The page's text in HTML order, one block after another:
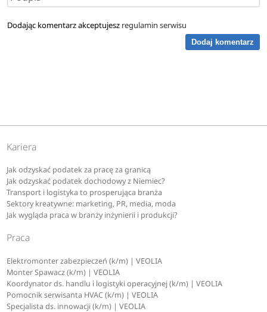
Dodając komentarz akceptujesz regulamin serwisu
Dodaj komentarz
Kariera
Jak odzyskać podatek za pracę za granicą
Jak odzyskać podatek dochodowy z Niemiec?
Transport i logistyka to prosperująca branża
Sektory kreatywne: marketing, PR, media, moda
Jak wygląda praca w branży inżynierii i produkcji?
Praca
Elektromonter zabezpieczeń (k/m) | VEOLIA
Monter Spawacz (k/m) | VEOLIA
Koordynator ds. handlu i logistyki operacyjnej (k/m) | VEOLIA
Pomocnik serwisanta HVAC (k/m) | VEOLIA
Specjalista ds. innowacji (k/m) | VEOLIA